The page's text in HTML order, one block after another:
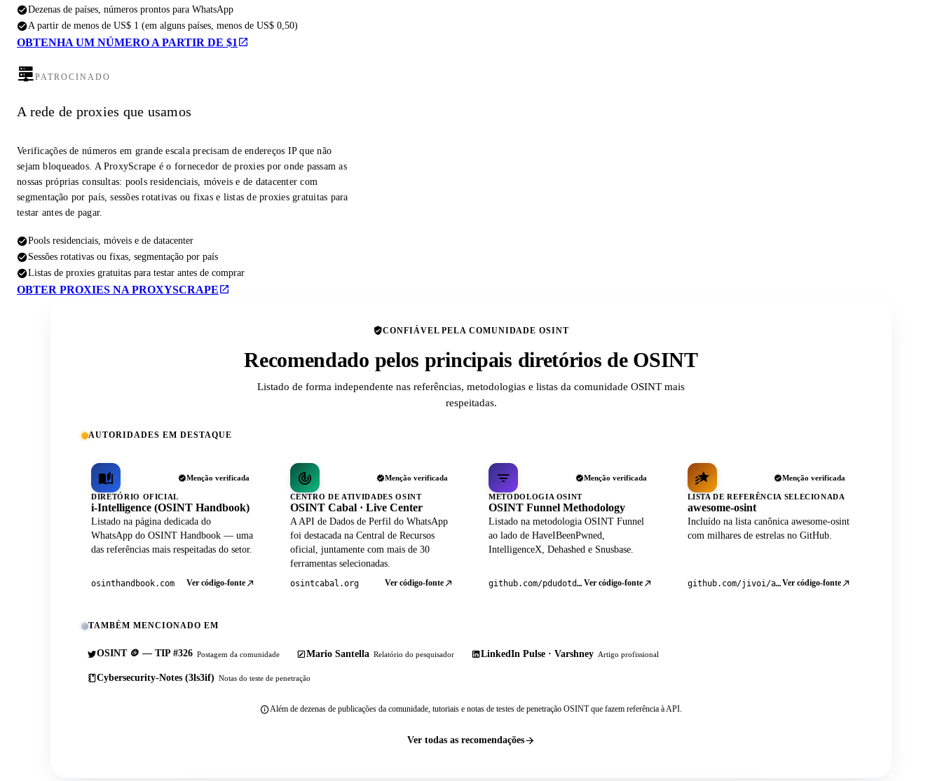
Dezenas de países, números prontos para WhatsApp
A partir de menos de US$ 1 (em alguns países, menos de US$ 0,50)
OBTENHA UM NÚMERO A PARTIR DE $1
PATROCINADO
A rede de proxies que usamos
Verificações de números em grande escala precisam de endereços IP que não
sejam bloqueados. A ProxyScrape é o fornecedor de proxies por onde passam as
nossas próprias consultas: pools residenciais, móveis e de datacenter com
segmentação por país, sessões rotativas ou fixas e listas de proxies gratuitas para
testar antes de pagar.
Pools residenciais, móveis e de datacenter
Sessões rotativas ou fixas, segmentação por país
Listas de proxies gratuitas para testar antes de comprar
OBTER PROXIES NA PROXYSCRAPE
CONFIÁVEL PELA COMUNIDADE OSINT
Recomendado pelos principais diretórios de OSINT
Listado de forma independente nas referências, metodologias e listas da comunidade OSINT mais
respeitadas.
AUTORIDADES EM DESTAQUE
Menção verificada
DIRETÓRIO OFICIAL
i-Intelligence (OSINT Handbook)
Listado na página dedicada do
WhatsApp do OSINT Handbook — uma
das referências mais respeitadas do setor.
osinthandbook.com Ver código-fonte
Menção verificada
CENTRO DE ATIVIDADES OSINT
OSINT Cabal · Live Center
A API de Dados de Perfil do WhatsApp
foi destacada na Central de Recursos
oficial, juntamente com mais de 30
ferramentas selecionadas.
osintcabal.org Ver código-fonte
Menção verificada
METODOLOGIA OSINT
OSINT Funnel Methodology
Listado na metodologia OSINT Funnel
ao lado de HaveIBeenPwned,
IntelligenceX, Dehashed e Snusbase.
github.com/pdudotdev/ofm Ver código-fonte
Menção verificada
LISTA DE REFERÊNCIA SELECIONADA
awesome-osint
Incluído na lista canônica awesome-osint
com milhares de estrelas no GitHub.
github.com/jivoi/awesome-osintVer código-fonte
TAMBÉM MENCIONADO EM
OSINT 🪙 — TIP #326 Postagem da comunidade Mario Santella Relatório do pesquisador LinkedIn Pulse · Varshney Artigo profissional
Cybersecurity-Notes (3ls3if) Notas do teste de penetração
Além de dezenas de publicações da comunidade, tutoriais e notas de testes de penetração OSINT que fazem referência à API.
Ver todas as recomendações